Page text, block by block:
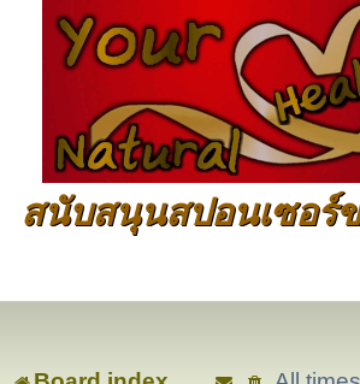
สนับสนุนสปอนเซอร์